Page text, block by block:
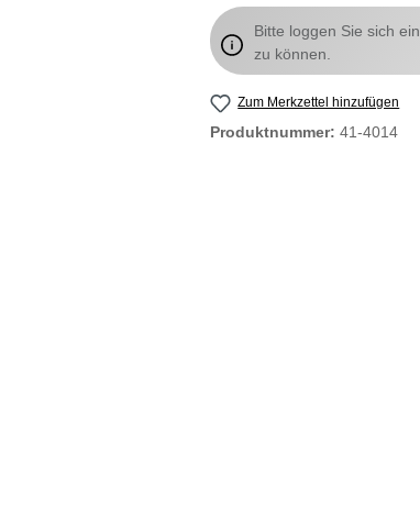
Bitte loggen Sie sich
zu können.
Zum Merkzettel hinzufügen
Produktnummer: 41-4014